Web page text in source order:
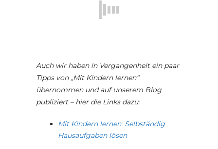
Auch wir haben in Vergangenheit ein paar
Tipps von „Mit Kindern lernen“
übernommen und auf unserem Blog
publiziert – hier die Links dazu:
Mit Kindern lernen: Selbständig
Hausaufgaben lösen